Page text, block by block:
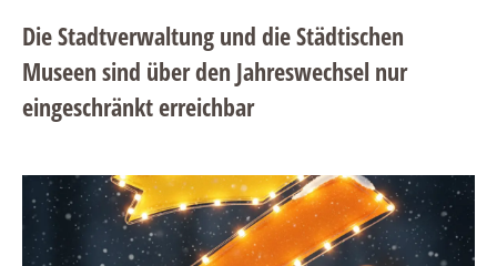
Die Stadtverwaltung und die Städtischen
Museen sind über den Jahreswechsel nur
eingeschränkt erreichbar